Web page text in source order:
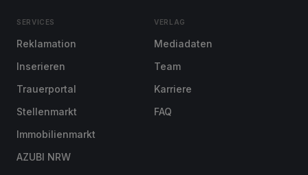
SERVICES
Reklamation
Inserieren
Trauerportal
Stellenmarkt
Immobilienmarkt
AZUBI NRW
VERLAG
Mediadaten
Team
Karriere
FAQ